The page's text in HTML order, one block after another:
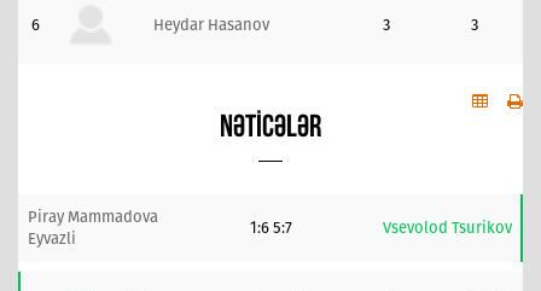
6 Heydar Hasanov 3 3
NƏTICƏLƏR
Piray Mammadova
Eyvazli
1:6 5:7 Vsevolod Tsurikov